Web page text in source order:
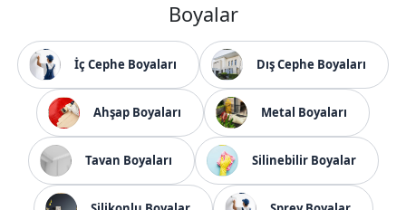
Boyalar
İç Cephe Boyaları Dış Cephe Boyaları
Ahşap Boyaları Metal Boyaları
Tavan Boyaları Silinebilir Boyalar